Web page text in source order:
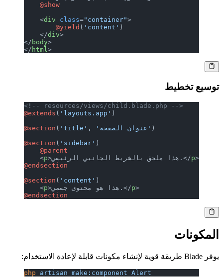
    @show
    <
div class= "container"
        @yield
( 'content'
    </
div
</body
</html
توسيع تخطيط
<!-- resources/views/child.blade.php -->
@extends ( 'layouts.app'
@section ( 'title' , 'عنوان الصفحة'
@section ( 'sidebar'
    @parent
    <
p >هذا ملحق بالشريط الجانبي الرئيسي.</p
@endsection
@section ( 'content'
    <
p >هذا هو محتوى جسمي.</p
@endsection
المكونات
يوفر Blade طريقة قوية لإنشاء مكونات قابلة لإعادة الاستخدام:
php artisan make:component Alert